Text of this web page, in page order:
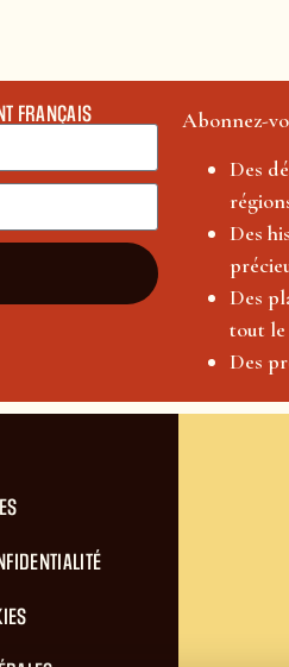
FRANÇAIS
Abonnez-
Des
Des
Des
tout
Des